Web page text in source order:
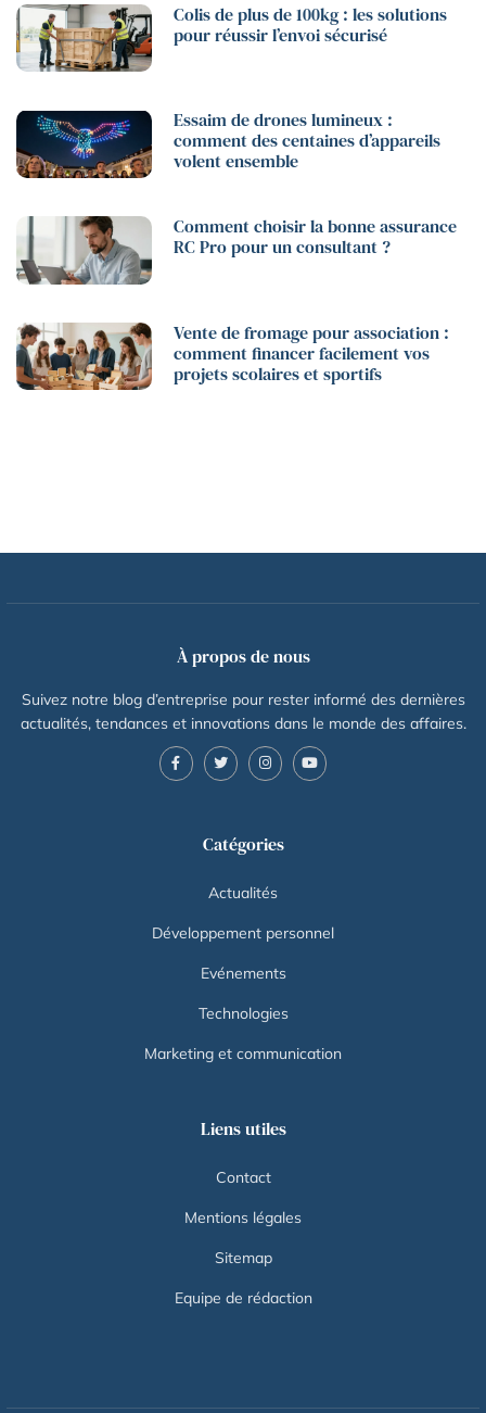
Colis de plus de 100kg : les solutions
pour réussir l’envoi sécurisé
Essaim de drones lumineux :
comment des centaines d’appareils
volent ensemble
Comment choisir la bonne assurance
RC Pro pour un consultant ?
Vente de fromage pour association :
comment financer facilement vos
projets scolaires et sportifs
À propos de nous
Suivez notre blog d’entreprise pour rester informé des dernières
actualités, tendances et innovations dans le monde des affaires.
Catégories
Actualités
Développement personnel
Evénements
Technologies
Marketing et communication
Liens utiles
Contact
Mentions légales
Sitemap
Equipe de rédaction